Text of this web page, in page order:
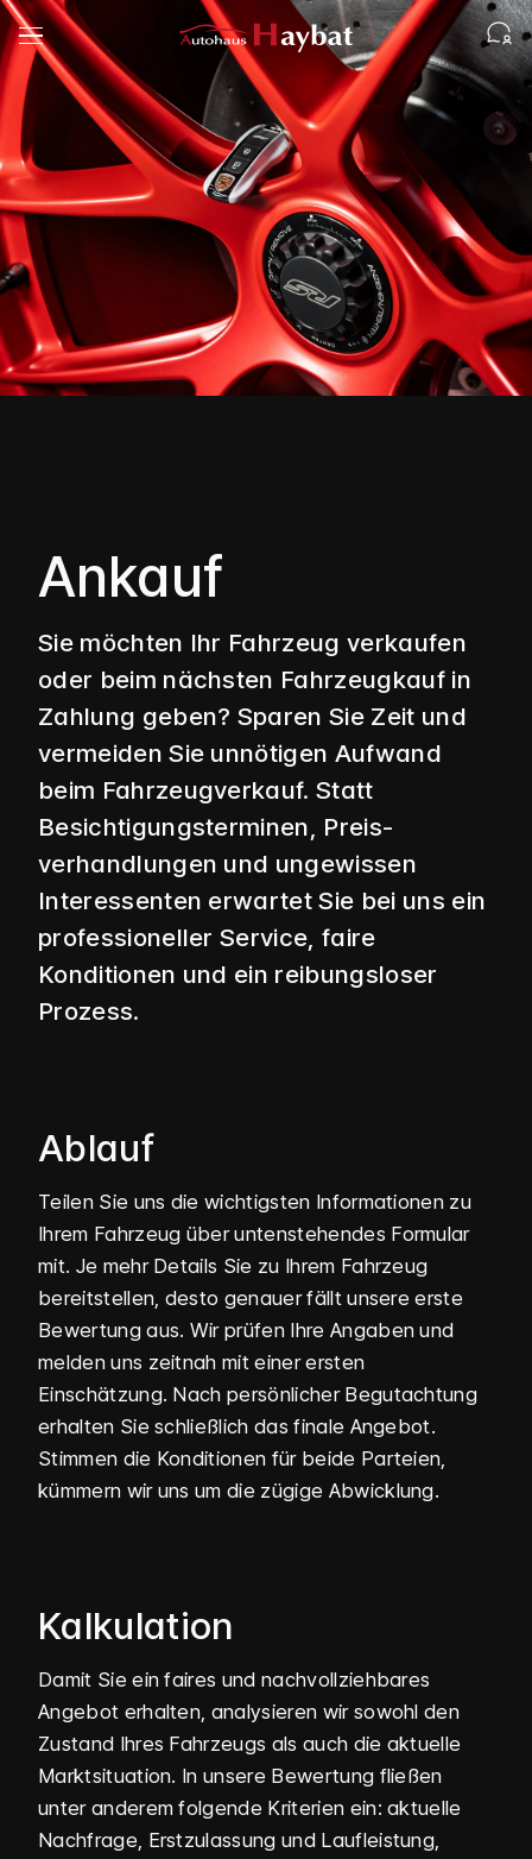
Ankauf
Sie möchten Ihr Fahrzeug verkaufen
oder beim nächsten Fahrzeugkauf in
Zahlung geben? Sparen Sie Zeit und
vermeiden Sie unnötigen Aufwand
beim Fahrzeug­verkauf. Statt
Besichtigungs­terminen, Preis­
verhandlungen und ungewissen
Interessenten erwartet Sie bei uns ein
professioneller Service, faire
Konditionen und ein reibungsloser
Prozess.
Ablauf
Teilen Sie uns die wichtigsten Informationen zu
Ihrem Fahrzeug über unten­stehendes Formular
mit. Je mehr Details Sie zu Ihrem Fahrzeug
bereit­stellen, desto genauer fällt unsere erste
Bewertung aus. Wir prüfen Ihre Angaben und
melden uns zeitnah mit einer ersten
Einschätzung. Nach persönlicher Begut­achtung
erhalten Sie schließlich das finale Angebot.
Stimmen die Konditionen für beide Parteien,
kümmern wir uns um die zügige Abwicklung.
Kalkulation
Damit Sie ein faires und nach­vollziehbares
Angebot erhalten, analysieren wir sowohl den
Zustand Ihres Fahrzeugs als auch die aktuelle
Markt­situation. In unsere Bewertung fließen
unter anderem folgende Kriterien ein: aktuelle
Nachfrage, Erst­zulassung und Laufleistung,